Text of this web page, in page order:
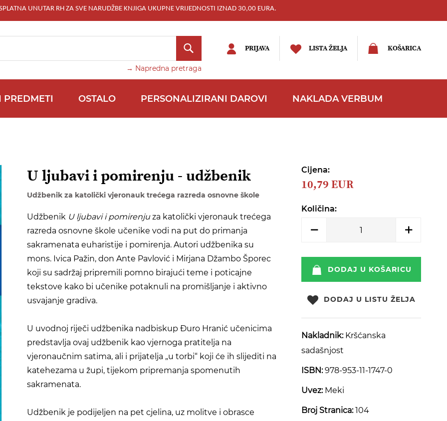
UNUTAR RH ZA SVE NARUDŽBE KNJIGA UKUPNE VRIJEDNOSTI IZNAD 30,00 EURA.
KOŠARICA
LISTA ŽELJA
→ Napredna pretraga
TRAŽI
PRIJAVA
PREDMETI OSTALO PERSONALIZIRANI DAROVI NAKLADA VERBUM
Cijena:
10,79 EUR
Količina:
DODAJ U KOŠARICU
DODAJ U LISTU ŽELJA
Nakladnik: Kršćanska
sadašnjost
ISBN:978-953-11-1747-0
Uvez:Meki
Broj Stranica:104
U ljubavi i pomirenju - udžbenik
Udžbenik za katolički vjeronauk trećega razreda osnovne škole
Udžbenik U ljubavi i pomirenjuza katolički vjeronauk trećega
razreda osnovne škole učenike vodi na put do primanja
sakramenata euharistije i pomirenja. Autori udžbenika su
mons. Ivica Pažin, don Ante Pavlović i Mirjana Džambo Šporec
koji su sadržaj pripremili pomno birajući teme i poticajne
tekstove kako bi učenike potaknuli na promišljanje i aktivno
usvajanje gradiva.
U uvodnoj riječi udžbenika nadbiskup Đuro Hranić učenicima
predstavlja ovaj udžbenik kao vjernoga pratitelja na
vjeronaučnim satima, ali i prijatelja „u torbi“ koji će ih slijediti na
katehezama u župi, tijekom pripremanja spomenutih
sakramenata.
Udžbenik je podijeljen na pet cjelina, uz molitve i obrasce